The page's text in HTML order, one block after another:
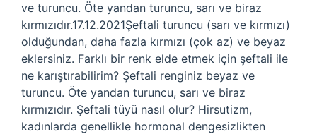
ve turuncu. Öte yandan turuncu, sarı ve biraz
kırmızıdır.17.12.2021Şeftali turuncu (sarı ve kırmızı)
olduğundan, daha fazla kırmızı (çok az) ve beyaz
eklersiniz. Farklı bir renk elde etmek için şeftali ile
ne karıştırabilirim? Şeftali renginiz beyaz ve
turuncu. Öte yandan turuncu, sarı ve biraz
kırmızıdır. Şeftali tüyü nasıl olur? Hirsutizm,
kadınlarda genellikle hormonal dengesizlikten